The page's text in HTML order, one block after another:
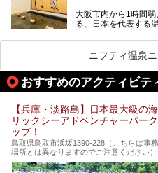
大阪市内から1時間
る、日本を代表する
有名な「金泉」と「
める、ある意味「最
今回は自慢のお湯を
ニフティ温泉
おすすめのアクティビテ
【兵庫・淡路島】日本最大級の
リックシーアドベンチャーパー
ップ！
鳥取県鳥取市浜坂1390‐228（こちらは事
場所とは異なりますのでご注意ください）